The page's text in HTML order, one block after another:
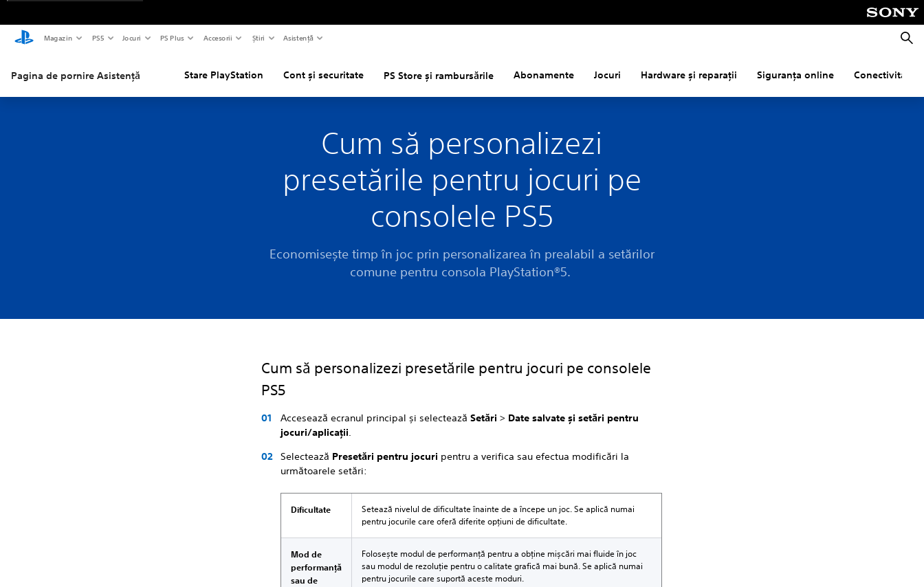
Magazin PS5 Jocuri PS Plus Accesorii Știri Asistență
Pagina de pornire Asistență Stare PlayStation Cont și securitate PS Store și rambursările Abonamente Jocuri Hardware și reparații Siguranța online Conectivitate
Cum să personalizezi
presetările pentru jocuri pe
consolele PS5
Economisește timp în joc prin personalizarea în prealabil a setărilor
comune pentru consola PlayStation®5.
Cum să personalizezi presetările pentru jocuri pe consolele
PS5
Accesează ecranul principal și selecteazăSetări> Date salvate și setări pentru
jocuri/aplicații.
Selectează Presetări pentru jocuri pentru a verifica sau efectua modificări la
următoarele setări:
Dificultate
Setează nivelul de dificultate înainte de a începe un joc. Se aplică numai
pentru jocurile care oferă diferite opțiuni de dificultate.
Mod de
performanță
sau de
Folosește modul de performanță pentru a obține mișcări mai fluide în joc
sau modul de rezoluție pentru o calitate grafică mai bună. Se aplică numai
pentru jocurile care suportă aceste moduri.